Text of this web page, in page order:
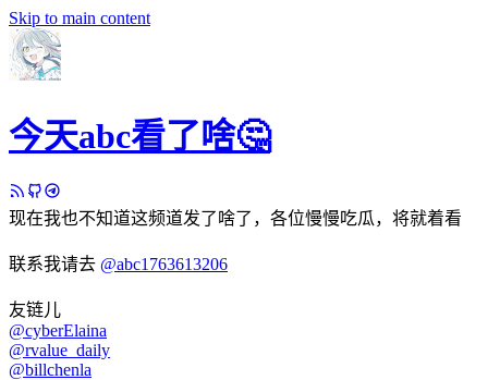
Skip to main content
今天abc看了啥🤔
现在我也不知道这频道发了啥了，各位慢慢吃瓜，将就着看
联系我请去 @abc1763613206
友链儿
@cyberElaina
@rvalue_daily
@billchenla